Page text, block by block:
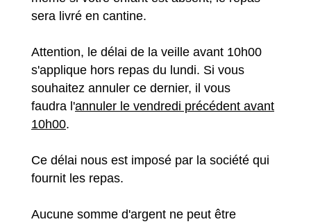
sera livré en cantine.
Attention, le délai de la veille avant 10h00
s'applique hors repas du lundi. Si vous
souhaitez annuler ce dernier, il vous
faudra l'annuler le vendredi précédent avant
10h00.
Ce délai nous est imposé par la société qui
fournit les repas.
Aucune somme d'argent ne peut être